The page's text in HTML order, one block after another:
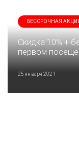
БЕССРОЧНАЯ
Скидка 10% +
первом
25 января 2021